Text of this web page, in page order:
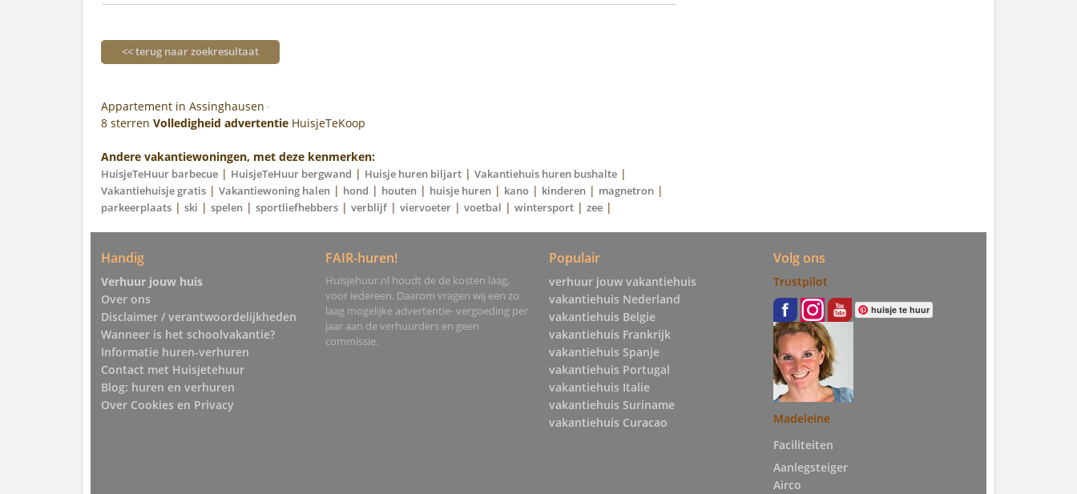
<< terug naar zoekresultaat
Appartement in Assinghausen
8 sterren Volledigheid advertentie HuisjeTeKoop
Andere vakantiewoningen, met deze kenmerken:
HuisjeTeHuur barbecue | HuisjeTeHuur bergwand | Huisje huren biljart | Vakantiehuis huren bushalte |
Vakantiehuisje gratis | Vakantiewoning halen | hond | houten | huisje huren | kano | kinderen | magnetron |
parkeerplaats | ski | spelen | sportliefhebbers | verblijf | viervoeter | voetbal | wintersport | zee |
Handig
Verhuur jouw huis
Over ons
Disclaimer / verantwoordelijkheden
Wanneer is het schoolvakantie?
Informatie huren-verhuren
Contact met Huisjetehuur
Blog: huren en verhuren
Over Cookies en Privacy
FAIR-huren!
Huisjehuur.nl houdt de de kosten laag,
voor iedereen. Daarom vragen wij een zo
laag mogelijke advertentie- vergoeding per
jaar aan de verhuurders en geen
commissie.
Populair
verhuur jouw vakantiehuis
vakantiehuis Nederland
vakantiehuis Belgie
vakantiehuis Frankrijk
vakantiehuis Spanje
vakantiehuis Portugal
vakantiehuis Italie
vakantiehuis Suriname
vakantiehuis Curacao
Volg ons
Trustpilot
huisje te huur
Madeleine
Faciliteiten
Aanlegsteiger
Airco